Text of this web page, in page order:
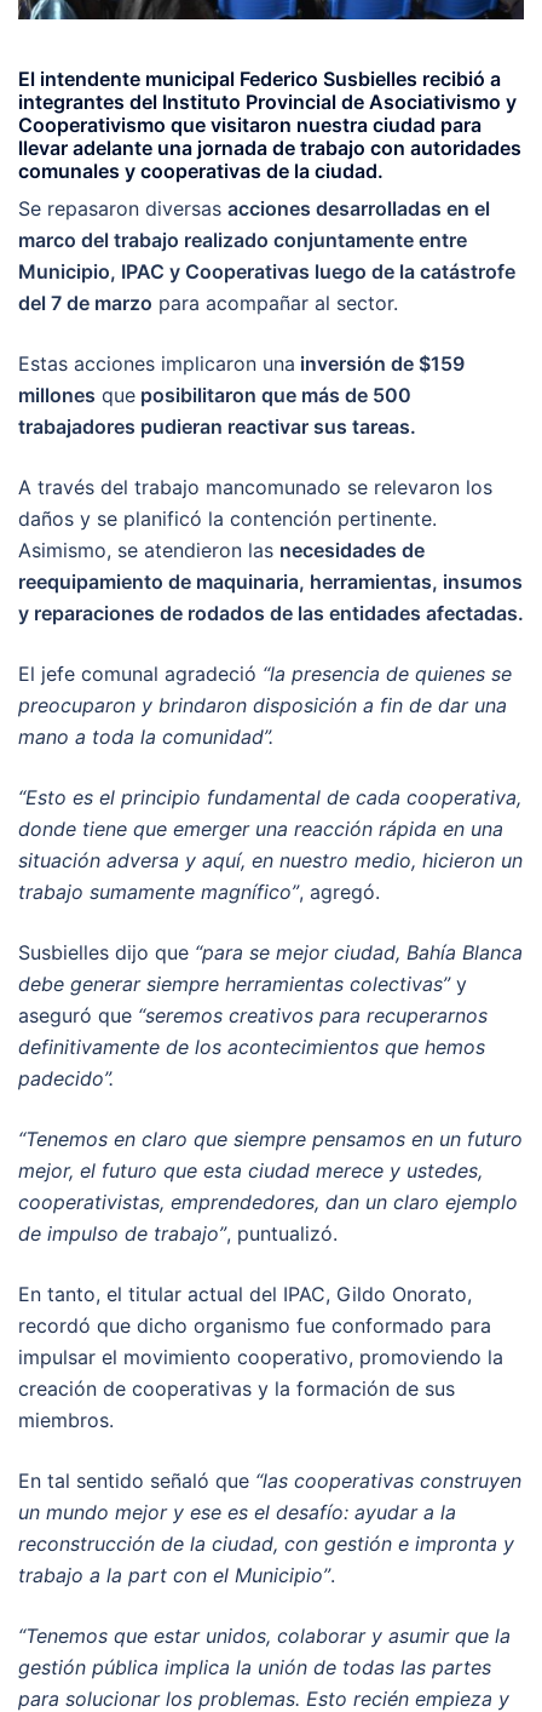
El intendente municipal Federico Susbielles recibió a
integrantes del Instituto Provincial de Asociativismo y
Cooperativismo que visitaron nuestra ciudad para
llevar adelante una jornada de trabajo con autoridades
comunales y cooperativas de la ciudad.
Se repasaron diversas acciones desarrolladas en el
marco del trabajo realizado conjuntamente entre
Municipio, IPAC y Cooperativas luego de la catástrofe
del 7 de marzo para acompañar al sector.
Estas acciones implicaron una inversión de $159
millones que posibilitaron que más de 500
trabajadores pudieran reactivar sus tareas.
A través del trabajo mancomunado se relevaron los
daños y se planificó la contención pertinente.
Asimismo, se atendieron las necesidades de
reequipamiento de maquinaria, herramientas, insumos
y reparaciones de rodados de las entidades afectadas.
El jefe comunal agradeció “la presencia de quienes se
preocuparon y brindaron disposición a fin de dar una
mano a toda la comunidad”.
“Esto es el principio fundamental de cada cooperativa,
donde tiene que emerger una reacción rápida en una
situación adversa y aquí, en nuestro medio, hicieron un
trabajo sumamente magnífico”, agregó.
Susbielles dijo que “para se mejor ciudad, Bahía Blanca
debe generar siempre herramientas colectivas”y
aseguró que “seremos creativos para recuperarnos
definitivamente de los acontecimientos que hemos
padecido”.
“Tenemos en claro que siempre pensamos en un futuro
mejor, el futuro que esta ciudad merece y ustedes,
cooperativistas, emprendedores, dan un claro ejemplo
de impulso de trabajo”, puntualizó.
En tanto, el titular actual del IPAC, Gildo Onorato,
recordó que dicho organismo fue conformado para
impulsar el movimiento cooperativo, promoviendo la
creación de cooperativas y la formación de sus
miembros.
En tal sentido señaló que “las cooperativas construyen
un mundo mejor y ese es el desafío: ayudar a la
reconstrucción de la ciudad, con gestión e impronta y
trabajo a la part con el Municipio”.
“Tenemos que estar unidos, colaborar y asumir que la
gestión pública implica la unión de todas las partes
para solucionar los problemas. Esto recién empieza y